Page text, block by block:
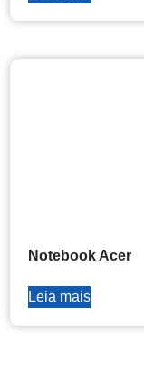
Notebook Acer
Leia mais